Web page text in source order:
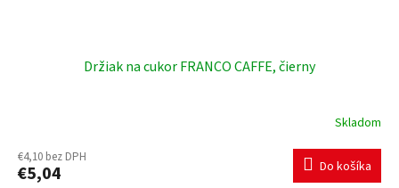
Držiak na cukor FRANCO CAFFE, čierny
Skladom
€4,10 bez DPH
€5,04 Do košíka